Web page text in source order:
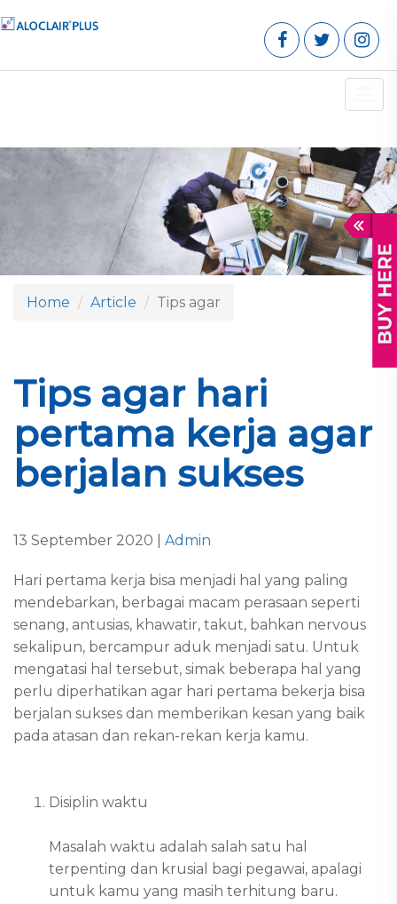
Home Article Tips agar
Tips agar hari
pertama kerja agar
berjalan sukses
13 September 2020 | Admin
Hari pertama kerja bisa menjadi hal yang paling
mendebarkan, berbagai macam perasaan seperti
senang, antusias, khawatir, takut, bahkan nervous
sekalipun, bercampur aduk menjadi satu. Untuk
mengatasi hal tersebut, simak beberapa hal yang
perlu diperhatikan agar hari pertama bekerja bisa
berjalan sukses dan memberikan kesan yang baik
pada atasan dan rekan-rekan kerja kamu.
Disiplin waktu
Masalah waktu adalah salah satu hal
terpenting dan krusial bagi pegawai, apalagi
untuk kamu yang masih terhitung baru.